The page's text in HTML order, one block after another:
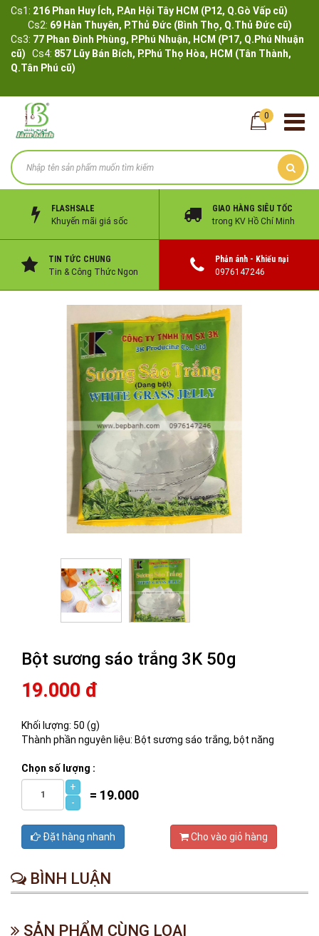
Cs1: 216 Phan Huy Ích, P.An Hội Tây HCM (P12, Q.Gò Vấp cũ)
Cs2: 69 Hàn Thuyên, P.Thủ Đức (Bình Thọ, Q.Thủ Đức cũ)
Cs3: 77 Phan Đình Phùng, P.Phú Nhuận, HCM (P17, Q.Phú Nhuận
cũ) Cs4: 857 Lũy Bán Bích, P.Phú Thọ Hòa, HCM (Tân Thành,
Q.Tân Phú cũ)
0
FLASHSALE
Khuyến mãi giá sốc
GIAO HÀNG SIÊU TỐC
trong KV Hồ Chí Minh
TIN TỨC CHUNG
Tin & Công Thức Ngon
Phản ánh - Khiếu nại
0976147246
Bột sương sáo trắng 3K 50g
19.000 đ
Khối lượng: 50 (g)
Thành phần nguyên liệu: Bột sương sáo trắng, bột năng
Chọn số lượng :
+
-
= 19.000
Đặt hàng nhanh Cho vào giỏ hàng
BÌNH LUẬN
SẢN PHẨM CÙNG LOẠI